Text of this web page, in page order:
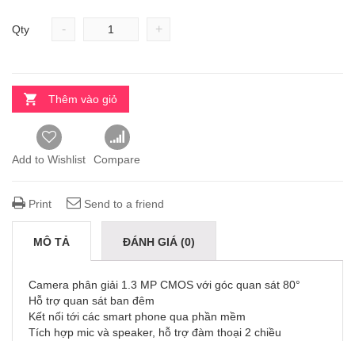
Qty - +
Thêm vào giỏ
Add to Wishlist Compare
Print Send to a friend
MÔ TẢ ĐÁNH GIÁ (0)
Camera phân giải 1.3 MP CMOS với góc quan sát 80°
Hỗ trợ quan sát ban đêm
Kết nối tới các smart phone qua phần mềm
Tích hợp mic và speaker, hỗ trợ đàm thoại 2 chiều